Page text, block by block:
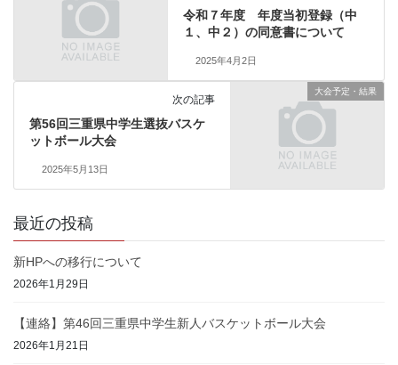
令和７年度 年度当初登録（中
１、中２）の同意書について
2025年4月2日
大会予定・結果
次の記事
第56回三重県中学生選抜バスケ
ットボール大会
2025年5月13日
最近の投稿
新HPへの移行について
2026年1月29日
【連絡】第46回三重県中学生新人バスケットボール大会
2026年1月21日